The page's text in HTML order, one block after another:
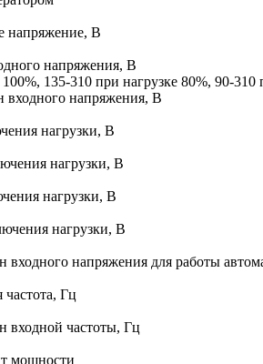
напряжение, В
напряжения, В
135-310 при нагрузке 80%, 90-310
входного напряжения, В
нагрузки, В
нагрузки, В
нагрузки, В
нагрузки, В
напряжения для работы
Гц
входной частоты, Гц
мощности